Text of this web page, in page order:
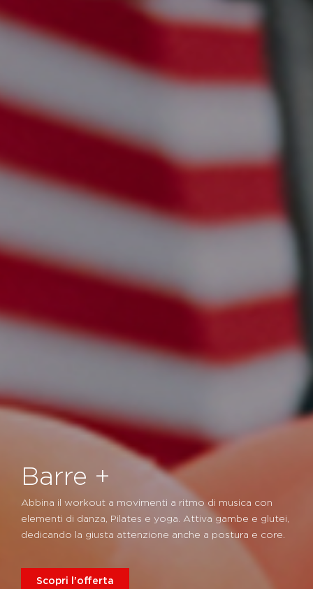
Barre +
Abbina il workout a movimenti a ritmo di musica con
elementi di danza, Pilates e yoga. Attiva gambe e glutei,
dedicando la giusta attenzione anche a postura e core.
Scopri l'offerta